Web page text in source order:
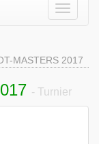
MASTERS 2017
- Turnier